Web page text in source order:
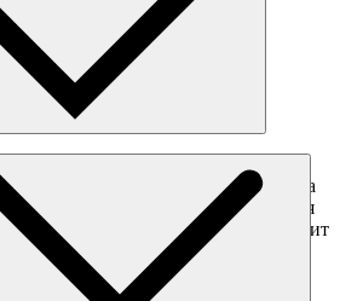
в стиле колор-блок от бренда
выполнена из сочетания хлопка
карманом спереди. Благодаря
затяжкам на капюшоне куртка защитит
подойдёт для носки прохладным